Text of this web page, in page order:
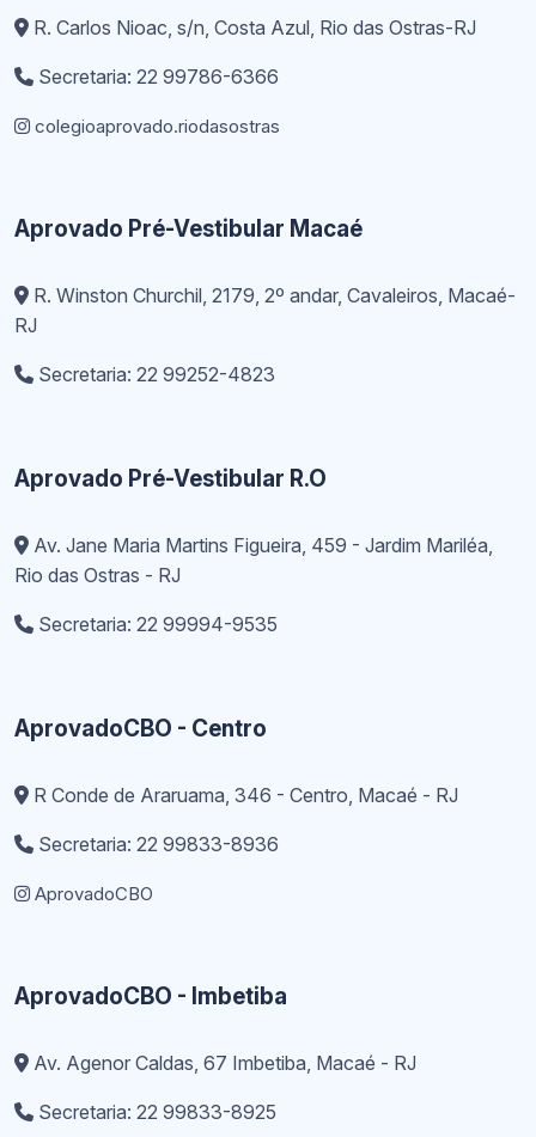
R. Carlos Nioac, s/n, Costa Azul, Rio das Ostras-RJ
Secretaria: 22 99786-6366
colegioaprovado.riodasostras
Aprovado Pré-Vestibular Macaé
R. Winston Churchil, 2179, 2º andar, Cavaleiros, Macaé-
RJ
Secretaria: 22 99252-4823
Aprovado Pré-Vestibular R.O
Av. Jane Maria Martins Figueira, 459 - Jardim Mariléa,
Rio das Ostras - RJ
Secretaria: 22 99994-9535
AprovadoCBO - Centro
R Conde de Araruama, 346 - Centro, Macaé - RJ
Secretaria: 22 99833-8936
AprovadoCBO
AprovadoCBO - Imbetiba
Av. Agenor Caldas, 67 Imbetiba, Macaé - RJ
Secretaria: 22 99833-8925